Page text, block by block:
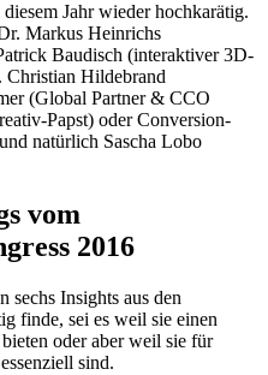
Jahr wieder hochkarätig.
Markus Heinrichs
Baudisch (interaktiver 3D-
Hildebrand
(Global Partner & CCO
Papst) oder Conversion-
natürlich Sascha Lobo
vom
2016
Insights aus den
finde, sei es weil sie einen
oder aber weil sie für
sind.